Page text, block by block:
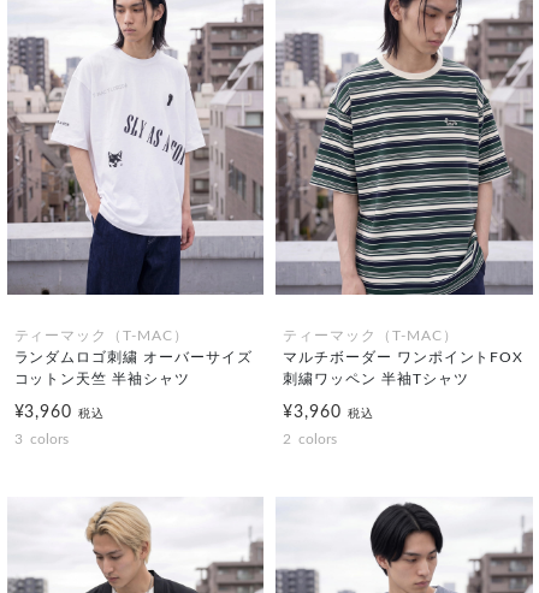
ティーマック（T-MAC）
ランダムロゴ刺繍 オーバーサイズ
コットン天竺 半袖シャツ
¥3,960税込
3 colors
ティーマック（T-MAC）
マルチボーダー ワンポイントFOX
刺繍ワッペン 半袖Tシャツ
¥3,960 税込
2 colors